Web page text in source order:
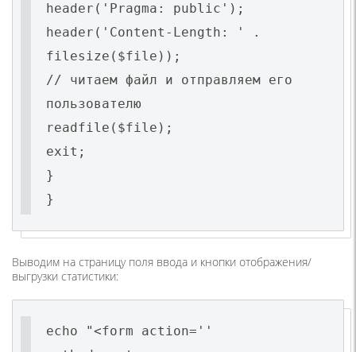
header('Pragma: public');
header('Content-Length: ' .
filesize($file));
// читаем файл и отправляем его
пользователю
readfile($file);
exit;
}
}
Выводим на страницу поля ввода и кнопки отображения/
выгрузки статистики:
echo "<form action=''